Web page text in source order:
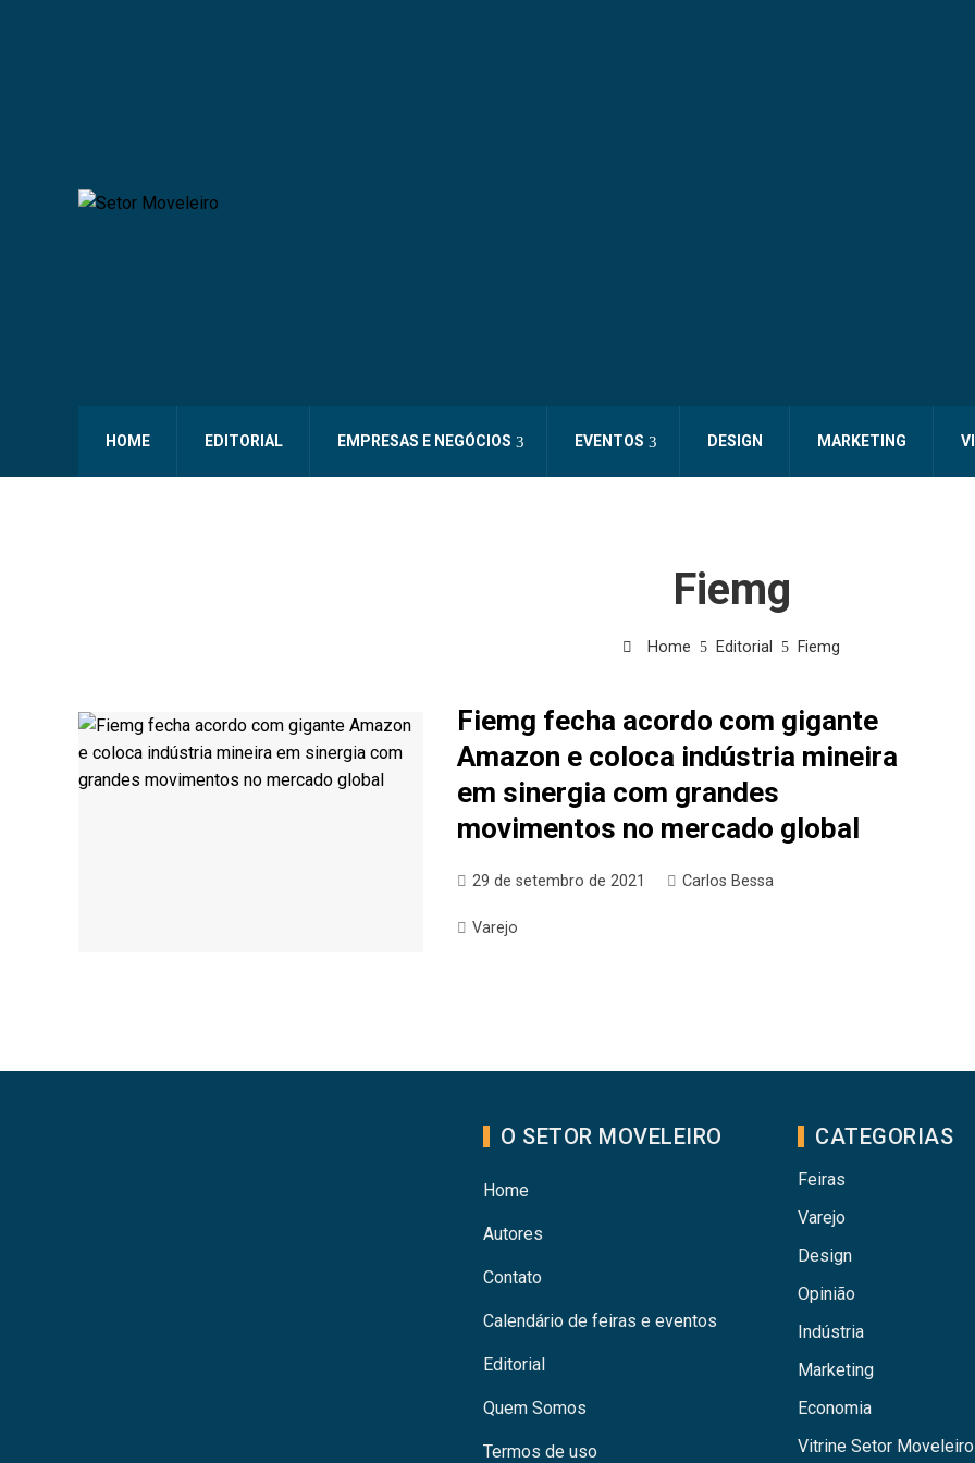
HOME EDITORIAL EMPRESAS E NEGÓCIOS EVENTOS DESIGN MARKETING
Fiemg
Home Editorial Fiemg
Fiemg fecha acordo com gigante
Amazon e coloca indústria mineira
em sinergia com grandes
movimentos no mercado global
29 de setembro de 2021 Carlos Bessa
Varejo
O SETOR MOVELEIRO
Home
Autores
Contato
Calendário de feiras e eventos
Editorial
Quem Somos
Termos de uso
CATEGORIAS
Feiras
Varejo
Design
Opinião
Indústria
Marketing
Economia
Vitrine Setor Moveleiro